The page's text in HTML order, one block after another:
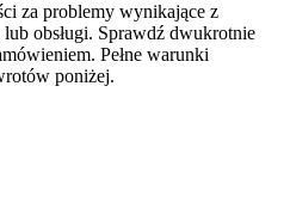
za problemy wynikające z
obsługi. Sprawdź dwukrotnie
Pełne warunki
poniżej.